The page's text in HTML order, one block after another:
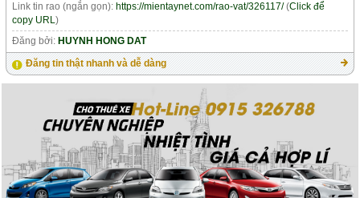
Link tin rao (ngắn gọn): https://mientaynet.com/rao-vat/326117/(Click để
copy URL)
Đăng bởi: HUYNH HONG DAT
Đăng tin thật nhanh và dễ dàng